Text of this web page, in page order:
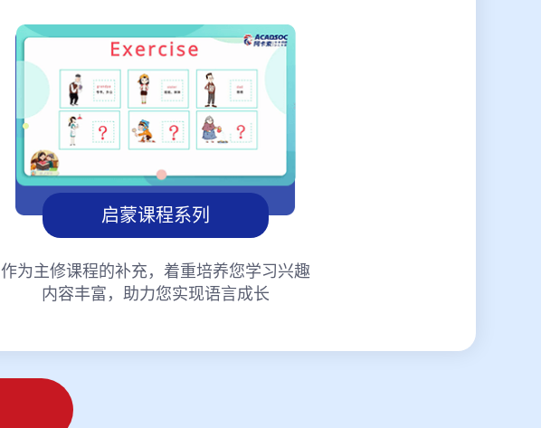
启蒙课程系列
作为主修课程的补充，着重培养您学习兴趣
内容丰富，助力您实现语言成长